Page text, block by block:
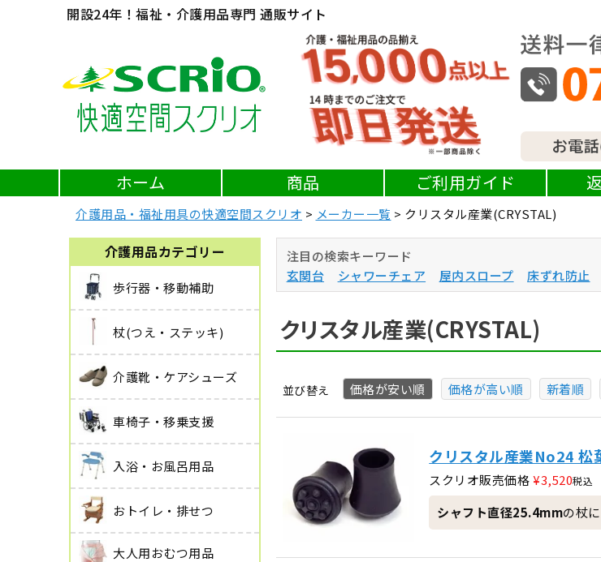
開設24年！福祉・介護用品専門 通販サイト
ホーム 商品 ご利用ガイド
介護用品・福祉用具の快適空間スクリオ メーカー一覧 クリスタル産業(CRYSTAL)
介護用品カテゴリー
歩行器・移動補助
杖(つえ・ステッキ)
介護靴・ケアシューズ
車椅子・移乗支援
入浴・お風呂用品
おトイレ・排せつ
大人用おむつ用品
注目の検索キーワード
玄関台
シャワーチェア 屋内スロープ 床ずれ防止
クリスタル産業(CRYSTAL)
並び替え 価格が安い順 価格が高い順 新着順
クリスタル産業No24
スクリオ販売価格 ¥3,520税込
シャフト直径25.4mmの杖